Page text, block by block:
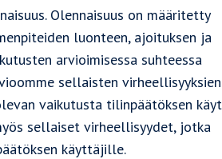
Olennaisuus on määritetty
luonteen, ajoituksen ja
arvioimisessa suhteessa
sellaisten virheellisyyksien
vaikutusta tilinpäätöksen
sellaiset virheellisyydet, jotka
käyttäjille.